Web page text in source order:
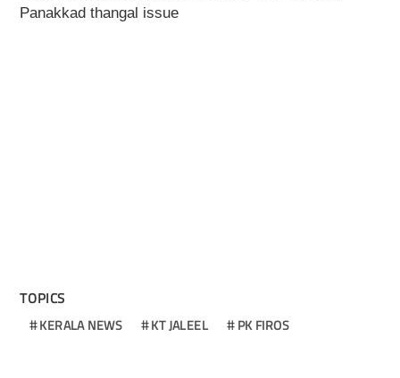
Panakkad thangal issue
TOPICS
KERALA NEWS KT JALEEL PK FIROS